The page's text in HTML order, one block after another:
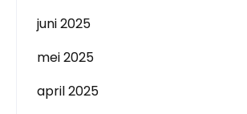
juni 2025
mei 2025
april 2025